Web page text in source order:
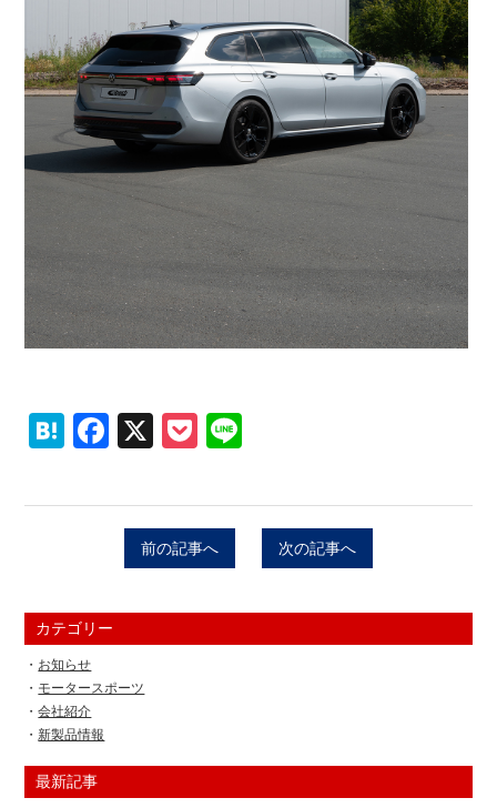
カテゴリー
お知らせ
モータースポーツ
会社紹介
新製品情報
最新記事
Hatena
Facebook
X Pocket
前の記事へ 次の記事へ